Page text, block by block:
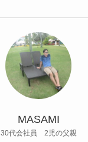
MASAMI
30代会社員 2児の父親